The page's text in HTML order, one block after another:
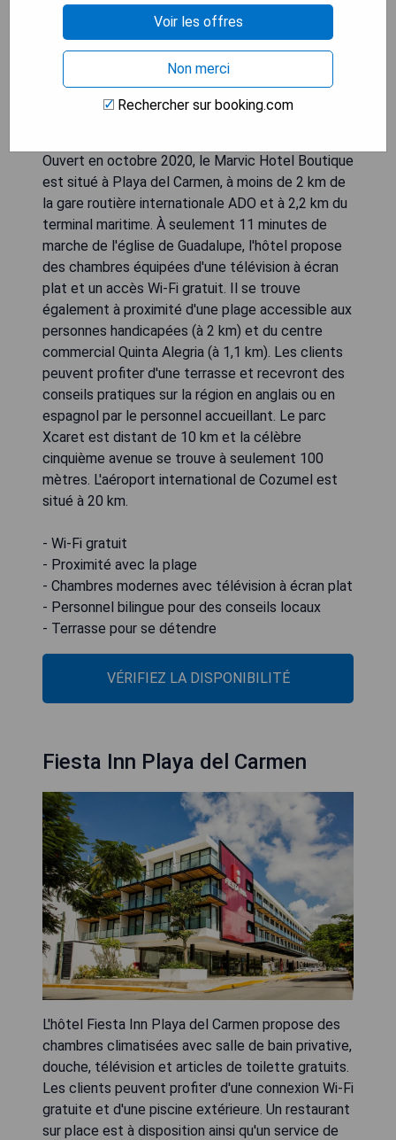
Ouvert en octobre 2020, le Marvic Hotel Boutique
est situé à Playa del Carmen, à moins de 2 km de
la gare routière internationale ADO et à 2,2 km du
terminal maritime. À seulement 11 minutes de
marche de l'église de Guadalupe, l'hôtel propose
des chambres équipées d'une télévision à écran
plat et un accès Wi-Fi gratuit. Il se trouve
également à proximité d'une plage accessible aux
personnes handicapées (à 2 km) et du centre
commercial Quinta Alegria (à 1,1 km). Les clients
peuvent profiter d'une terrasse et recevront des
conseils pratiques sur la région en anglais ou en
espagnol par le personnel accueillant. Le parc
Xcaret est distant de 10 km et la célèbre
cinquième avenue se trouve à seulement 100
mètres. L'aéroport international de Cozumel est
situé à 20 km.
- Wi-Fi gratuit
- Proximité avec la plage
- Chambres modernes avec télévision à écran plat
- Personnel bilingue pour des conseils locaux
- Terrasse pour se détendre
VÉRIFIEZ LA DISPONIBILITÉ
Fiesta Inn Playa del Carmen
L'hôtel Fiesta Inn Playa del Carmen propose des
chambres climatisées avec salle de bain privative,
douche, télévision et articles de toilette gratuits.
Les clients peuvent profiter d'une connexion Wi-Fi
gratuite et d'une piscine extérieure. Un restaurant
sur place est à disposition ainsi qu'un service de
Voir les offres
Non merci
Rechercher sur booking.com